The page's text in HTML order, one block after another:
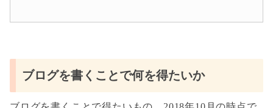
ブログを書くことで何を得たいか